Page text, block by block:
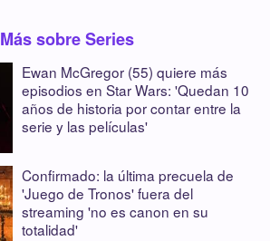
Más sobre Series
Ewan McGregor (55) quiere más
episodios en Star Wars: 'Quedan 10
años de historia por contar entre la
serie y las películas'
Confirmado: la última precuela de
'Juego de Tronos' fuera del
streaming 'no es canon en su
totalidad'